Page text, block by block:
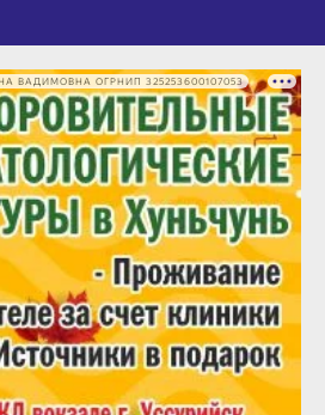
ВАДИМОВНА ОГРНИП 325253600107053